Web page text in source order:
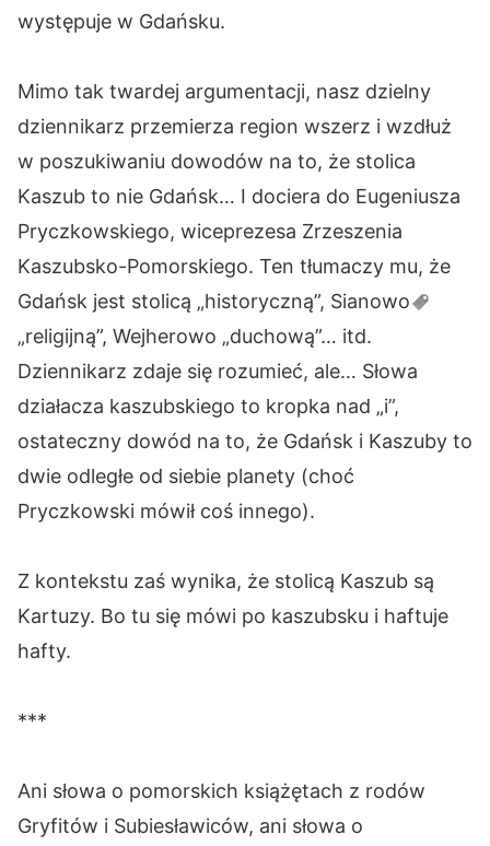
występuje w Gdańsku.
Mimo tak twardej argumentacji, nasz dzielny
dziennikarz przemierza region wszerz i wzdłuż
w poszukiwaniu dowodów na to, że stolica
Kaszub to nie Gdańsk… I dociera do Eugeniusza
Pryczkowskiego, wiceprezesa Zrzeszenia
Kaszubsko-Pomorskiego. Ten tłumaczy mu, że
Gdańsk jest stolicą „historyczną”, Sianowo
„religijną”, Wejherowo „duchową”… itd.
Dziennikarz zdaje się rozumieć, ale… Słowa
działacza kaszubskiego to kropka nad „i”,
ostateczny dowód na to, że Gdańsk i Kaszuby to
dwie odległe od siebie planety (choć
Pryczkowski mówił coś innego).
Z kontekstu zaś wynika, że stolicą Kaszub są
Kartuzy. Bo tu się mówi po kaszubsku i haftuje
hafty.
***
Ani słowa o pomorskich książętach z rodów
Gryfitów i Subiesławiców, ani słowa o